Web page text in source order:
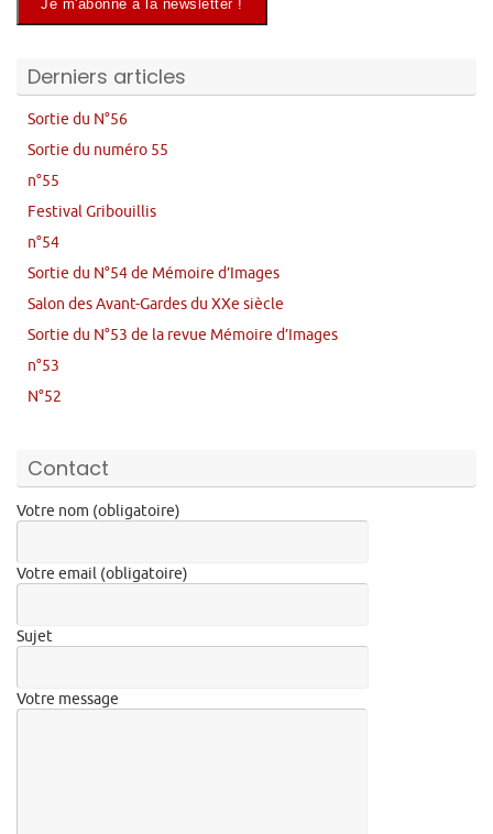
Derniers articles
Sortie du N°56
Sortie du numéro 55
n°55
Festival Gribouillis
n°54
Sortie du N°54 de Mémoire d’Images
Salon des Avant-Gardes du XXe siècle
Sortie du N°53 de la revue Mémoire d’Images
n°53
N°52
Contact
Votre nom (obligatoire)
Votre email (obligatoire)
Sujet
Votre message